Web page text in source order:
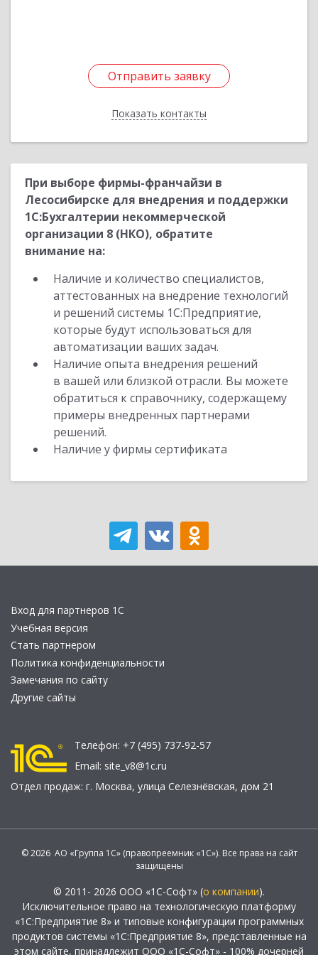
Отправить заявку
Показать контакты
Отправить заявку
Назад
При выборе фирмы-франчайзи в
Лесосибирске для внедрения и поддержки
1С:Бухгалтерии некоммерческой
организации 8 (НКО), обратите
внимание на:
Наличие и количество специалистов,
аттестованных на внедрение технологий
и решений системы 1С:Предприятие,
которые будут использоваться для
автоматизации ваших задач.
Наличие опыта внедрения решений
в вашей или близкой отрасли. Вы можете
обратиться к справочнику, содержащему
примеры внедренных партнерами
решений.
Наличие у фирмы сертификата
Вход для партнеров 1С
Учебная версия
Стать партнером
Политика конфиденциальности
Замечания по сайту
Другие сайты
Телефон: +7 (495) 737-92-57
Email: site_v8@1c.ru
Отдел продаж: г. Москва, улица Селезнёвская, дом 21
© 2026 АО «Группа 1С» (правопреемник «1С»). Все права на сайт
защищены
© 2011- 2026 ООО «1С-Софт» (о компании).
Исключительное право на технологическую платформу
«1С:Предприятие 8» и типовые конфигурации программных
продуктов системы «1С:Предприятие 8», представленные на
этом сайте, принадлежит ООО «1С-Софт» - 100% дочерней